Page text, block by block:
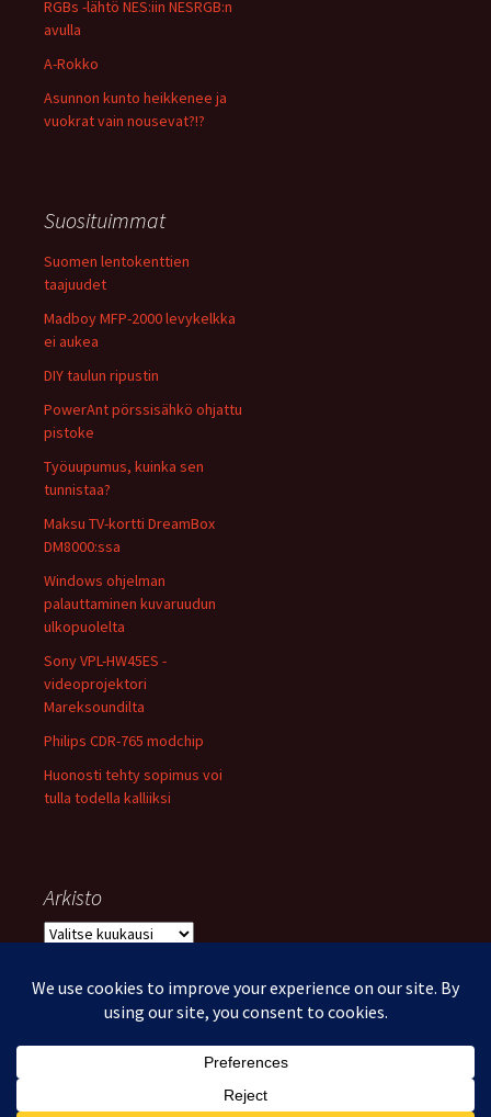
RGBs -lähtö NES:iin NESRGB:n
avulla
A-Rokko
Asunnon kunto heikkenee ja
vuokrat vain nousevat?!?
Suosituimmat
Suomen lentokenttien
taajuudet
Madboy MFP-2000 levykelkka
ei aukea
DIY taulun ripustin
PowerAnt pörssisähkö ohjattu
pistoke
Työuupumus, kuinka sen
tunnistaa?
Maksu TV-kortti DreamBox
DM8000:ssa
Windows ohjelman
palauttaminen kuvaruudun
ulkopuolelta
Sony VPL-HW45ES -
videoprojektori
Mareksoundilta
Philips CDR-765 modchip
Huonosti tehty sopimus voi
tulla todella kalliiksi
Arkisto
Arkisto